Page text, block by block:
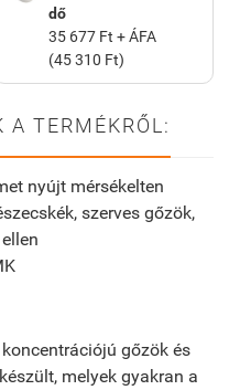
dő
35 677 Ft + ÁFA
(45 310 Ft)
A TERMÉKRŐL:
nyújt mérsékelten
szerves gőzök,
gőzök és
melyek gyakran a